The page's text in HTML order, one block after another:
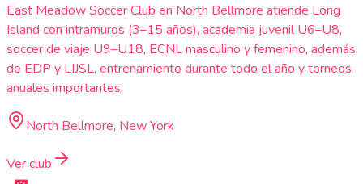
East Meadow Soccer Club en North Bellmore atiende Long
Island con intramuros (3–15 años), academia juvenil U6–U8,
soccer de viaje U9–U18, ECNL masculino y femenino, además
de EDP y LIJSL, entrenamiento durante todo el año y torneos
anuales importantes.
North Bellmore, New York
Ver club